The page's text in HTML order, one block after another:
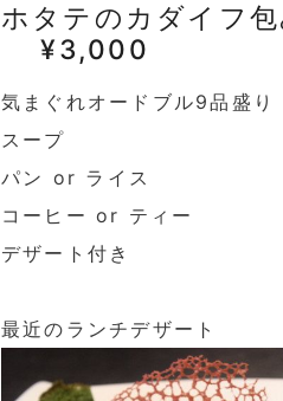
ホタテのカダイ
¥3,000
気まぐれオードブル9品盛り
スープ
パン or ライス
コーヒー or ティー
デザート付き
最近のランチデザート